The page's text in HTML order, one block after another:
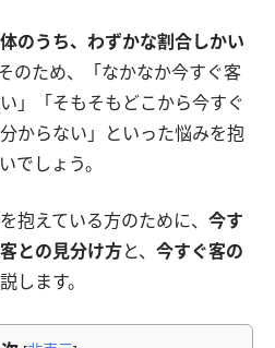
のうち、わずかな割合しかい
のため、「なかなか今すぐ客
」「そもそもどこから今すぐ
からない」といった悩みを抱
でしょう。
抱えている方のために、 今す
との見分け方と、 今すぐ客の
します。